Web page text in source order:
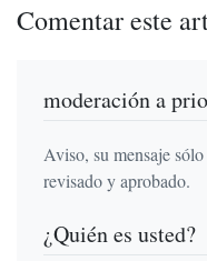
Comentar este
moderación a
Aviso, su mensaje
revisado y aprobado.
¿Quién es usted?